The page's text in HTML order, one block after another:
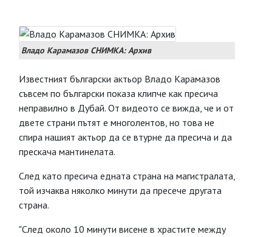
Владо Карамазов СНИМКА: Архив
Известният български актьор Владо Карамазов
съвсем по български показа клипче как пресича
неправилно в Дубай. От видеото се вижда, че и от
двете страни пътят е многолентов, но това не
спира нашият актьор да се втурне да пресича и да
прескача мантинелата.
След като пресича едната страна на магистралата,
той изчаква няколко минути да пресече другата
страна.
"След около 10 минути висене в храстите между